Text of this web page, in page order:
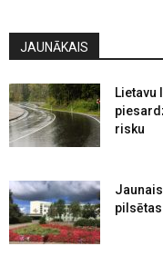
JAUNĀKAIS
Lietavu
risku